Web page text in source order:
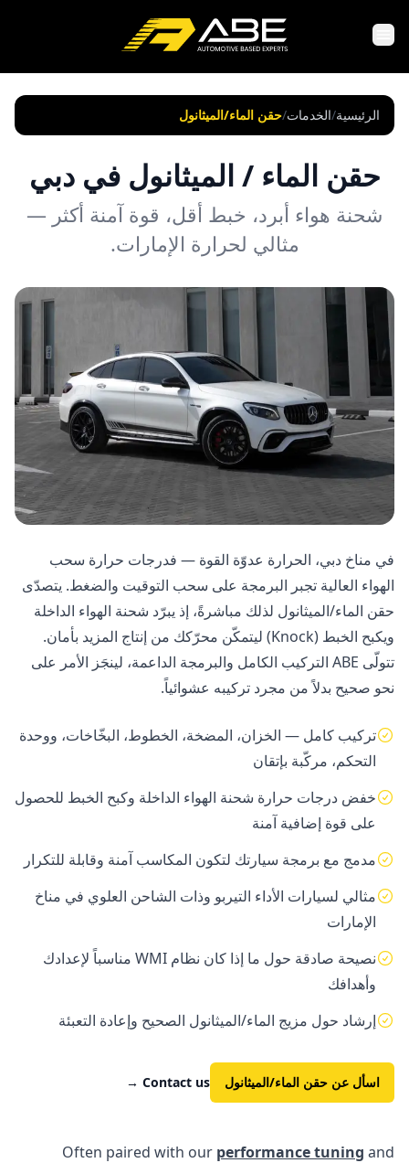
الرئيسية/الخدمات/حقن الماء/الميثانول
حقن الماء / الميثانول في دبي
شحنة هواء أبرد، خبط أقل، قوة آمنة أكثر —
مثالي لحرارة الإمارات.
في مناخ دبي، الحرارة عدوّة القوة — فدرجات حرارة سحب
الهواء العالية تجبر البرمجة على سحب التوقيت والضغط. يتصدّى
حقن الماء/الميثانول لذلك مباشرةً، إذ يبرّد شحنة الهواء الداخلة
ويكبح الخبط (Knock) ليتمكّن محرّكك من إنتاج المزيد بأمان.
تتولّى ABE التركيب الكامل والبرمجة الداعمة، لينجَز الأمر على
نحو صحيح بدلاً من مجرد تركيبه عشوائياً.
تركيب كامل — الخزان، المضخة، الخطوط، البخّاخات، ووحدة
التحكم، مركّبة بإتقان
خفض درجات حرارة شحنة الهواء الداخلة وكبح الخبط للحصول
على قوة إضافية آمنة
مدمج مع برمجة سيارتك لتكون المكاسب آمنة وقابلة للتكرار
مثالي لسيارات الأداء التيربو وذات الشاحن العلوي في مناخ
الإمارات
نصيحة صادقة حول ما إذا كان نظام WMI مناسباً لإعدادك
وأهدافك
إرشاد حول مزيج الماء/الميثانول الصحيح وإعادة التعبئة
اسأل عن حقن الماء/الميثانول Contact us
→
Often paired with our performance tuning and